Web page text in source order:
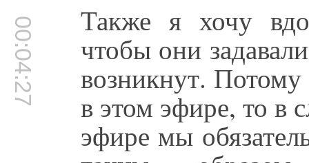
00:04:27 Также я хочу
чтобы они
возникнут.
в этом эфире, то в
эфире мы